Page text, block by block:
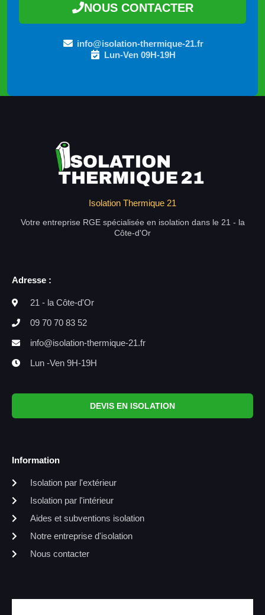
NOUS CONTACTER
info@isolation-thermique-21.fr
Lun-Ven 09H-19H
Isolation Thermique 21
Votre entreprise RGE spécialisée en isolation dans le 21 - la
Côte-d'Or
Adresse :
21 - la Côte-d'Or
09 70 70 83 52
info@isolation-thermique-21.fr
Lun -Ven 9H-19H
DEVIS EN ISOLATION
Information
Isolation par l'extérieur
Isolation par l'intérieur
Aides et subventions isolation
Notre entreprise d'isolation
Nous contacter